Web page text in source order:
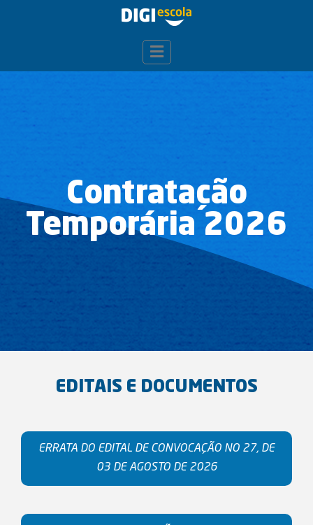
Contratação
Temporária 2026
EDITAIS E DOCUMENTOS
ERRATA DO EDITAL DE CONVOCAÇÃO NO 27, DE
03 DE AGOSTO DE 2026